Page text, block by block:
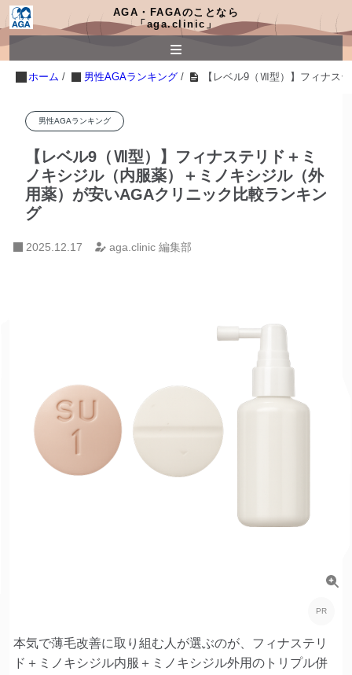
AGA・FAGAのことなら
「aga.clinic」
ホーム / 男性AGAランキング / 【レベル9（Ⅶ型）】フィナス
男性AGAランキング
【レベル9（Ⅶ型）】フィナステリド＋ミ
ノキシジル（内服薬）＋ミノキシジル（外
用薬）が安いAGAクリニック比較ランキン
グ
2025.12.17 aga.clinic 編集部
本気で薄毛改善に取り組む人が選ぶのが、フィナステリ
ド＋ミノキシジル内服＋ミノキシジル外用のトリプル併